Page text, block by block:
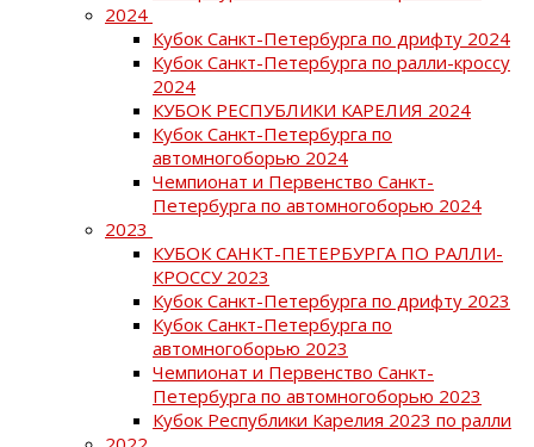
2024
Кубок Санкт-Петербурга по дрифту 2024
Кубок Санкт-Петербурга по ралли-кроссу
2024
КУБОК РЕСПУБЛИКИ КАРЕЛИЯ 2024
Кубок Санкт-Петербурга по
автомногоборью 2024
Чемпионат и Первенство Санкт-
Петербурга по автомногоборью 2024
2023
КУБОК САНКТ-ПЕТЕРБУРГА ПО РАЛЛИ-
КРОССУ 2023
Кубок Санкт-Петербурга по дрифту 2023
Кубок Санкт-Петербурга по
автомногоборью 2023
Чемпионат и Первенство Санкт-
Петербурга по автомногоборью 2023
Кубок Республики Карелия 2023 по ралли